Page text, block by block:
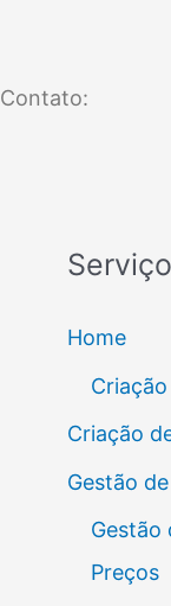
Contato:
Home
Criação
Gestão
Gestão
Preços